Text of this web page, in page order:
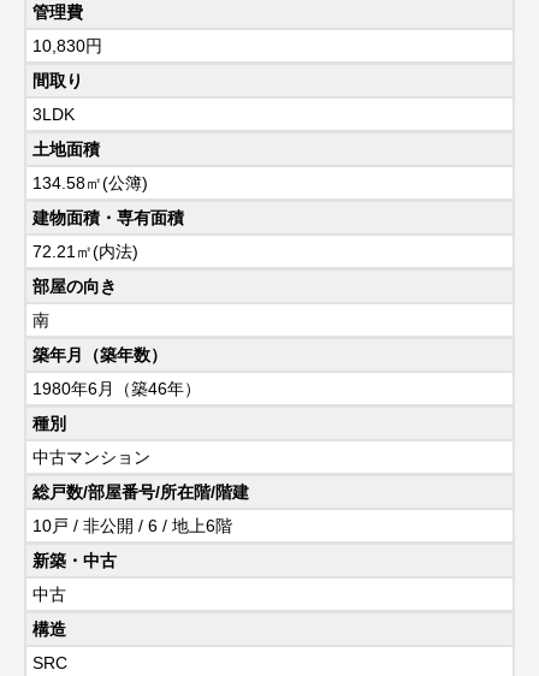
管理費
10,830円
間取り
3LDK
土地面積
134.58㎡(公簿)
建物面積・専有面積
72.21㎡(内法)
部屋の向き
南
築年月（築年数）
1980年6月（築46年）
種別
中古マンション
総戸数/部屋番号/所在階/階建
10戸 / 非公開 / 6 / 地上6階
新築・中古
中古
構造
SRC